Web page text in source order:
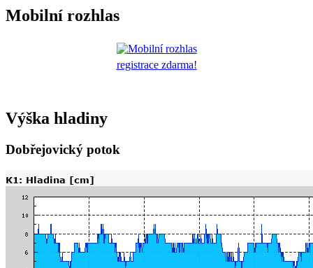
Mobilní rozhlas
registrace zdarma!
Výška hladiny
Dobřejovický potok